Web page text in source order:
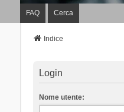
FAQ Cerca
Indice
Login
Nome utente: